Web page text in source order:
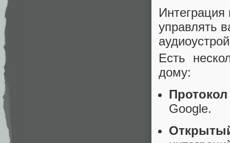
управлять
Есть
дому:
Google.